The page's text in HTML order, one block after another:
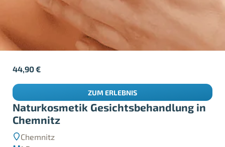
Naturkosmetik Gesichtsbehandlung in
Chemnitz
Chemnitz
44,90€
ZUM ERLEBNIS